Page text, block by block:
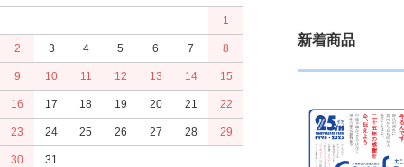
1
2 3 4 5 6 7 8
9 10 11 12 13 14 15
16 17 18 19 20 21 22
23 24 25 26 27 28 29
30 31
新着商品